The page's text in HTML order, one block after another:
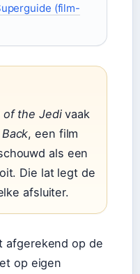
(film-
of the Jedivaak
, een film
als een
Die lat legt de
afsluiter.
afgerekend op de
op eigen